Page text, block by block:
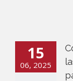
15
06, 2025